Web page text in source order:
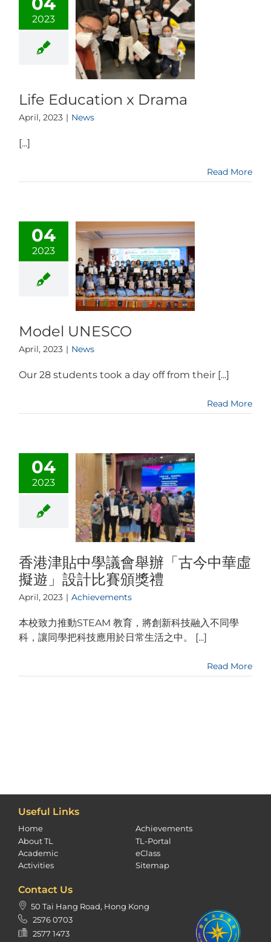
2023
Life Education x Drama
April, 2023 | News
[...]
Read More
04
2023
Model UNESCO
April, 2023 | News
Our 28 students took a day off from their [...]
Read More
04
2023
香港津貼中學議會舉辦「古今中華虛
擬遊」設計比賽頒獎禮
April, 2023 | Achievements
本校致力推動STEAM 教育，將創新科技融入不同學
科，讓同學把科技應用於日常生活之中。 [...]
Read More
Useful Links
Home
About TL
Academic
Activities
Achievements
TL-Portal
eClass
Sitemap
Contact Us
50 Tai Hang Road, Hong Kong
2576 0703
2577 1473